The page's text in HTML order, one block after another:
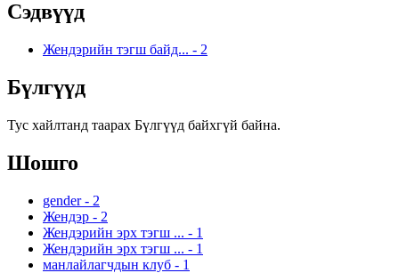
Сэдвүүд
Жендэрийн тэгш байд... - 2
Бүлгүүд
Тус хайлтанд таарах Бүлгүүд байхгүй байна.
Шошго
gender - 2
Жендэр - 2
Жендэрийн эрх тэгш ... - 1
Жендэрийн эрх тэгш ... - 1
манлайлагчдын клуб - 1